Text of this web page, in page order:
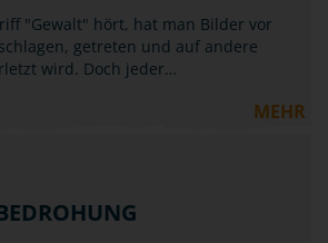
"Gewalt" hört, hat man Bilder vor
getreten und auf andere
wird. Doch jeder…
MEHR